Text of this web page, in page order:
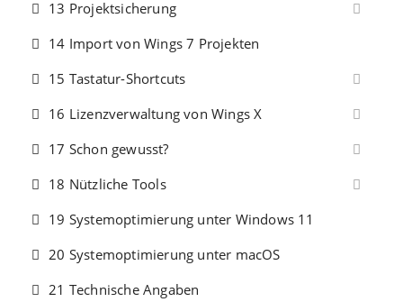
13 Projektsicherung
14 Import von Wings 7 Projekten
15 Tastatur-Shortcuts
16 Lizenzverwaltung von Wings X
17 Schon gewusst?
18 Nützliche Tools
19 Systemoptimierung unter Windows 11
20 Systemoptimierung unter macOS
21 Technische Angaben